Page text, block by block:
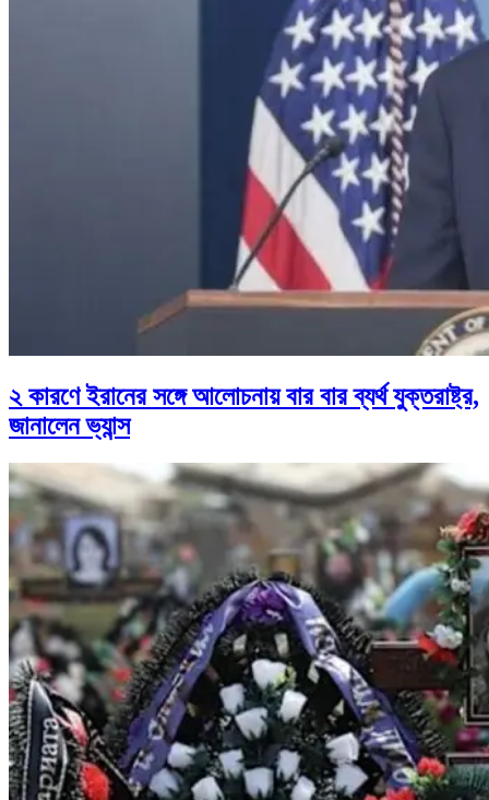
২ কারণে ইরানের সঙ্গে আলোচনায় বার বার ব্যর্থ যুক্তরাষ্ট্র,
জানালেন ভ্যান্স